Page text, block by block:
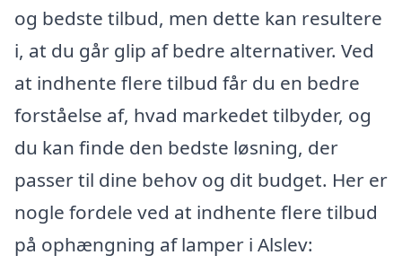
og bedste tilbud, men dette kan resultere
i, at du går glip af bedre alternativer. Ved
at indhente flere tilbud får du en bedre
forståelse af, hvad markedet tilbyder, og
du kan finde den bedste løsning, der
passer til dine behov og dit budget. Her er
nogle fordele ved at indhente flere tilbud
på ophængning af lamper i Alslev: